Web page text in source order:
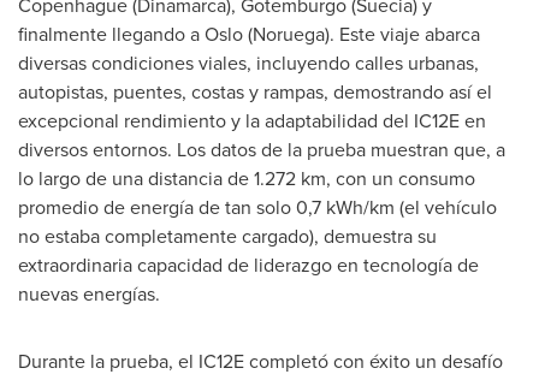
finalmente llegando aOslo(Noruega). Este viaje abarca
diversas condiciones viales, incluyendo calles urbanas,
autopistas, puentes, costas y rampas, demostrando así el
excepcional rendimiento y la adaptabilidad del IC12E en
diversos entornos. Los datos de la prueba muestran que, a
lo largo de una distancia de 1.272 km, con un consumo
promedio de energía de tan solo 0,7 kWh/km (el vehículo
no estaba completamente cargado), demuestra su
extraordinaria capacidad de liderazgo en tecnología de
nuevas energías.
Durante la prueba, el IC12E completó con éxito un desafío